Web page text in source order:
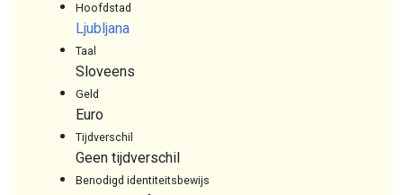
Hoofdstad
Ljubljana
Taal
Sloveens
Geld
Euro
Tijdverschil
Geen tijdverschil
Benodigd identiteitsbewijs